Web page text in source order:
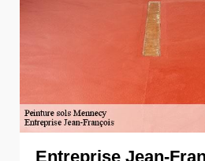
Entreprise Jean-